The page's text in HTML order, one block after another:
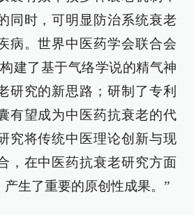
同时，可明显防治系统衰老
病。世界中医药学会联合会
建了基于气络学说的精气神
研究的新思路；研制了专利
有望成为中医药抗衰老的代
究将传统中医理论创新与现
，在中医药抗衰老研究方面
生了重要的原创性成果。”